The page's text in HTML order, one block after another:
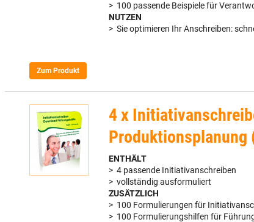
> 100 passende Beispiele für
NUTZEN
> Sie optimieren Ihr Anschreiben:
Zum Produkt
4 x
Produktionsplanung
ENTHÄLT
> 4 passende Initiativanschreiben
> vollständig ausformuliert
ZUSÄTZLICH
> 100 Formulierungen für
> 100 Formulierungshilfen für